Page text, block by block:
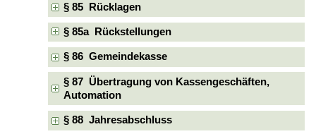
§ 85 Rücklagen
§ 85a Rückstellungen
§ 86 Gemeindekasse
§ 87 Übertragung von Kassengeschäften,
Automation
§ 88 Jahresabschluss